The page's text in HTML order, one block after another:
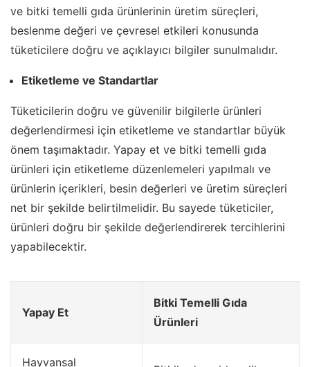
ve bitki temelli gıda ürünlerinin üretim süreçleri,
beslenme değeri ve çevresel etkileri konusunda
tüketicilere doğru ve açıklayıcı bilgiler sunulmalıdır.
Etiketleme ve Standartlar
Tüketicilerin doğru ve güvenilir bilgilerle ürünleri
değerlendirmesi için etiketleme ve standartlar büyük
önem taşımaktadır. Yapay et ve bitki temelli gıda
ürünleri için etiketleme düzenlemeleri yapılmalı ve
ürünlerin içerikleri, besin değerleri ve üretim süreçleri
net bir şekilde belirtilmelidir. Bu sayede tüketiciler,
ürünleri doğru bir şekilde değerlendirerek tercihlerini
yapabilecektir.
Yapay Et
Bitki Temelli Gıda
Ürünleri
Hayvansal